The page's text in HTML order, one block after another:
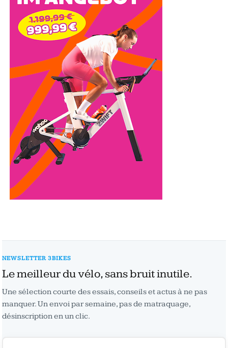
NEWSLETTER 3BIKES
Le meilleur du vélo, sans bruit inutile.
Une sélection courte des essais, conseils et actus à ne pas
manquer. Un envoi par semaine, pas de matraquage,
désinscription en un clic.